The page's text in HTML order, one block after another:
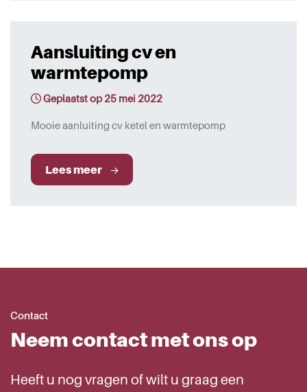
Aansluiting cv en
warmtepomp
Geplaatst op 25 mei 2022
Mooie aanluiting cv ketel en warmtepomp
Lees meer
Contact
Neem contact met ons op
Heeft u nog vragen of wilt u graag een